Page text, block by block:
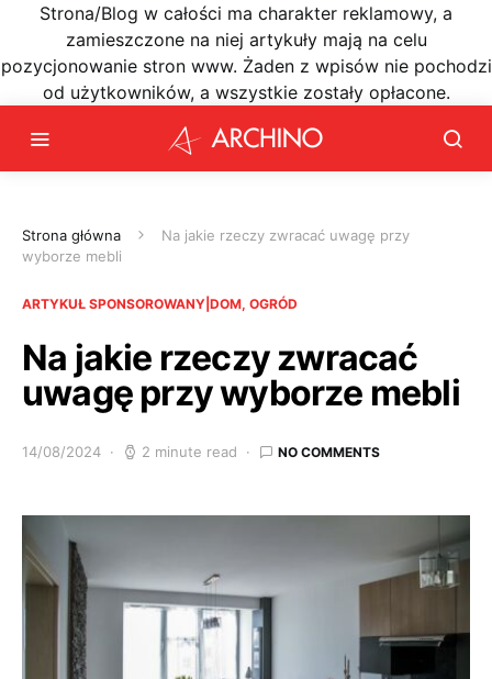
Strona/Blog w całości ma charakter reklamowy, a
zamieszczone na niej artykuły mają na celu
pozycjonowanie stron www. Żaden z wpisów nie pochodzi
od użytkowników, a wszystkie zostały opłacone.
Strona główna
Na jakie rzeczy zwracać uwagę przy
wyborze mebli
ARTYKUŁ SPONSOROWANY|DOM, OGRÓD
Na jakie rzeczy zwracać
uwagę przy wyborze mebli
14/08/2024 2 minute read NO COMMENTS